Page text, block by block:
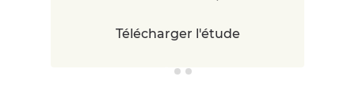
Télécharger l'étude